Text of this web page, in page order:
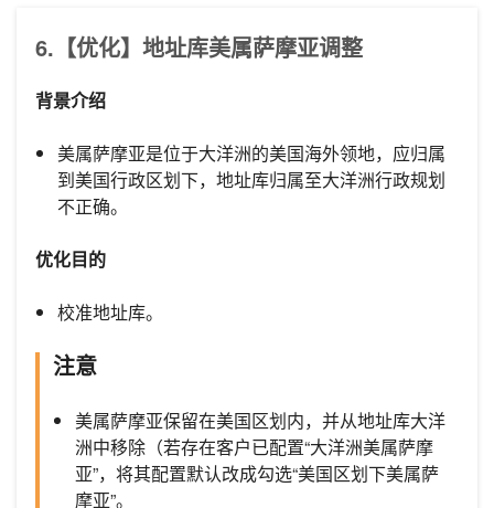
6.【优化】地址库美属萨摩亚调整
背景介绍
美属萨摩亚是位于大洋洲的美国海外领地，应归属
到美国行政区划下，地址库归属至大洋洲行政规划
不正确。
优化目的
校准地址库。
注意
美属萨摩亚保留在美国区划内，并从地址库大洋
洲中移除（若存在客户已配置“大洋洲美属萨摩
亚”，将其配置默认改成勾选“美国区划下美属萨
摩亚”。